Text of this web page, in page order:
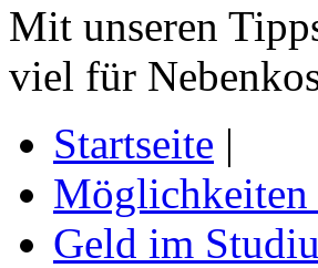
Mit unseren
viel für
Startseite |
Möglichkeiten
Geld im